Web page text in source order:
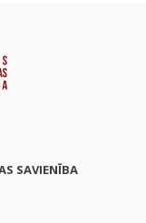
SAVIENĪBA